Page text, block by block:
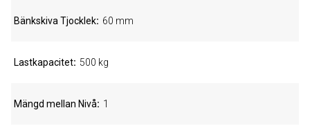
Bänkskiva Tjocklek 60 mm
Lastkapacitet 500 kg
Mängd mellan Nivå 1